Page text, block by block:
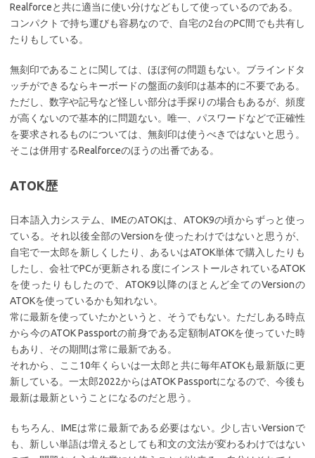
Realforceと共に適当に使い分けなどもして使っているのである。
コンパクトで持ち運びも容易なので、自宅の2台のPC間でも共有し
たりもしている。
無刻印であることに関しては、ほぼ何の問題もない。ブラインドタ
ッチができるならキーボードの盤面の刻印は基本的に不要である。
ただし、数字や記号など怪しい部分は手探りの場合もあるが、頻度
が高くないので基本的に問題ない。唯一、パスワードなどで正確性
を要求されるものについては、無刻印は使うべきではないと思う。
そこは併用するRealforceのほうの出番である。
ATOK歴
日本語入力システム、IMEのATOKは、ATOK9の頃からずっと使っ
ている。それ以後全部のVersionを使ったわけではないと思うが、
自宅で一太郎を新しくしたり、あるいはATOK単体で購入したりも
したし、会社でPCが更新される度にインストールされているATOK
を使ったりもしたので、ATOK9以降のほとんど全てのVersionの
ATOKを使っているかも知れない。
常に最新を使っていたかというと、そうでもない。ただしある時点
から今のATOK Passportの前身である定額制ATOKを使っていた時
もあり、その期間は常に最新である。
それから、ここ10年くらいは一太郎と共に毎年ATOKも最新版に更
新している。一太郎2022からはATOK Passportになるので、今後も
最新は最新ということになるのだと思う。
もちろん、IMEは常に最新である必要はない。少し古いVersionで
も、新しい単語は増えるとしても和文の文法が変わるわけではない